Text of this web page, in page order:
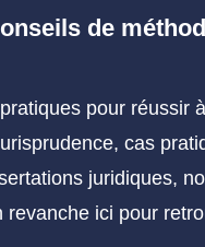
de
pour réussir
cas
juridiques,
revanche ici pour